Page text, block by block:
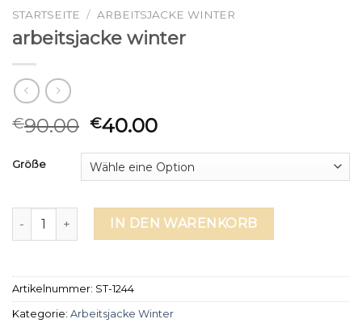
STARTSEITE / ARBEITSJACKE WINTER
arbeitsjacke winter
€90.00 €40.00
Größe
arbeitsjacke winter MengeIN DEN WARENKORB
Artikelnummer: ST-1244
Kategorie: Arbeitsjacke Winter